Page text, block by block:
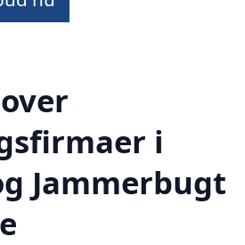
i
Jammerbugt